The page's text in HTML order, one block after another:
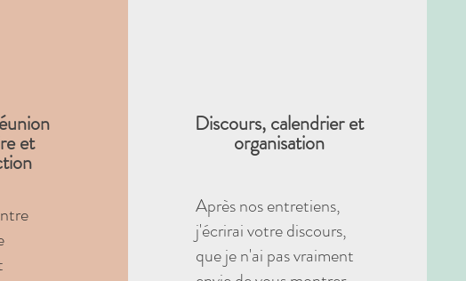
et
Discours, calendrier et
organisation
Après nos entretiens,
j'écrirai votre discours,
que je n'ai pas vraiment